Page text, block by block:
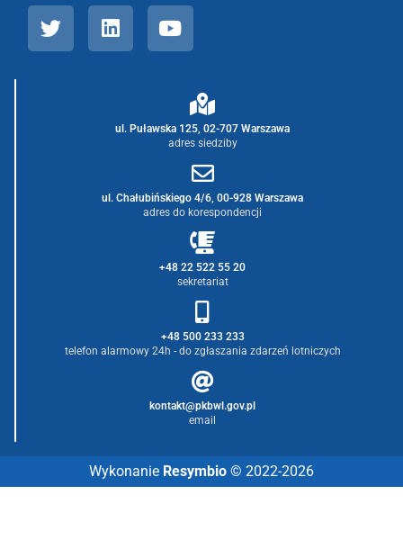
ul. Puławska 125, 02-707 Warszawa
adres siedziby
ul. Chałubińskiego 4/6, 00-928 Warszawa
adres do korespondencji
+48 22 522 55 20
sekretariat
+48 500 233 233
telefon alarmowy 24h - do zgłaszania zdarzeń lotniczych
kontakt@pkbwl.gov.pl
email
Wykonanie Resymbio © 2022-2026